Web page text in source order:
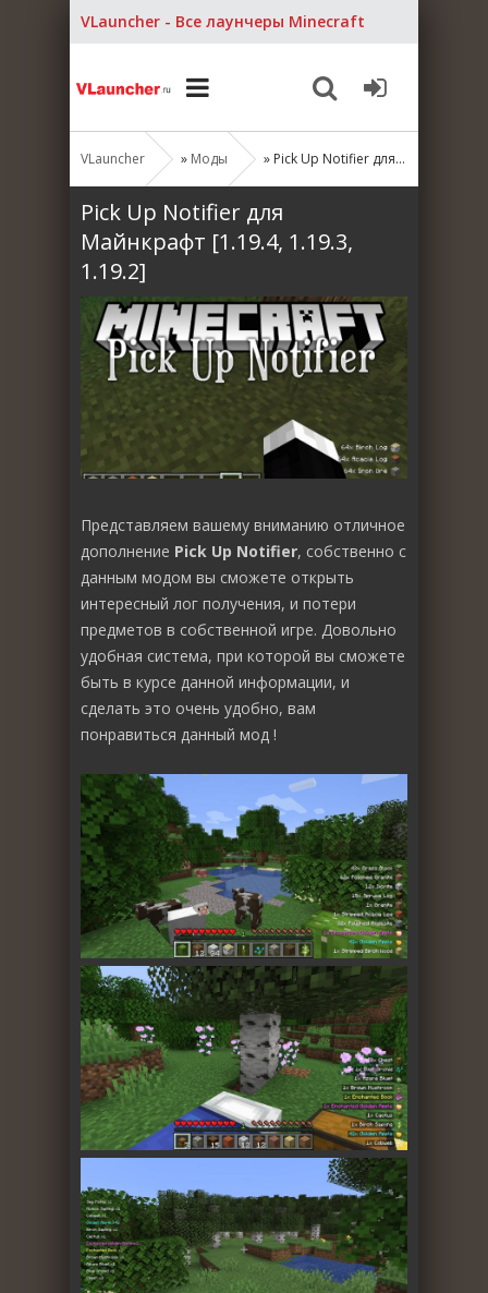
VLauncher - Все лаунчеры Minecraft
VLauncher » Моды » Pick Up Notifier для Майнкрафт [1.19.4, 1.19.3, 1.19.2]
Pick Up Notifier для
Майнкрафт [1.19.4, 1.19.3,
1.19.2]
Представляем вашему вниманию отличное
дополнение Pick Up Notifier, собственно с
данным модом вы сможете открыть
интересный лог получения, и потери
предметов в собственной игре. Довольно
удобная система, при которой вы сможете
быть в курсе данной информации, и
сделать это очень удобно, вам
понравиться данный мод !